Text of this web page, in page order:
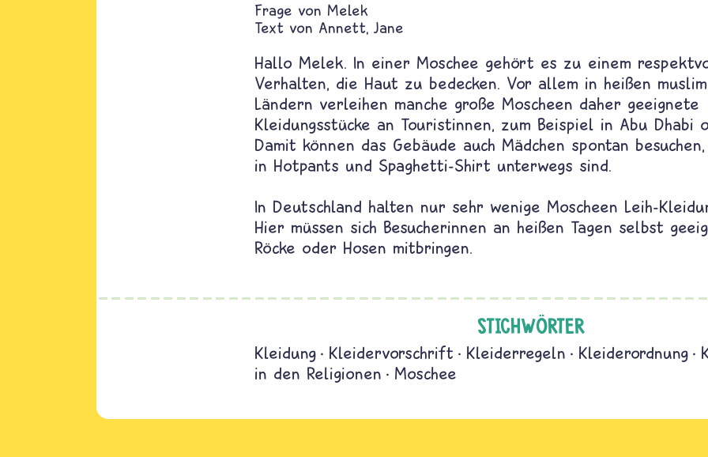
Melek
Text von Annett Jane
Hallo Melek. In einer Moschee gehört es zu einem
Verhalten, die Haut zu bedecken. Vor allem in heißen
Ländern verleihen manche große Moscheen daher geeignete
Kleidungsstücke an Touristinnen, zum Beispiel in Abu Dhabi
Damit können das Gebäude auch Mädchen spontan
in Hotpants und Spaghetti-Shirt unterwegs sind.
In Deutschland halten nur sehr wenige Moscheen Leih-
Hier müssen sich Besucherinnen an heißen Tagen selbst
Röcke oder Hosen mitbringen.
STICHWÖRTER
Kleidung Kleidervorschrift Kleiderregeln Kleiderordnung
in den Religionen
Moschee